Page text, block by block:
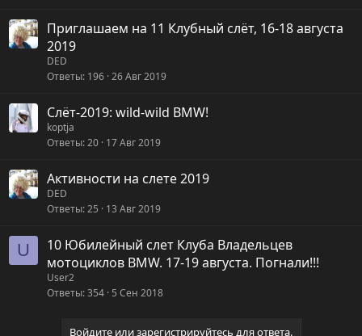
Приглашаем на 11 Клубный слёт, 16-18 августа
2019
DED
Ответы 196 26 Авг 2019
Слёт-2019: wild-wild BMW!
koptja
Ответы 20 17 Авг 2019
Активности на слете 2019
DED
Ответы 25 13 Авг 2019
U
10 Юбилейный слет Клуба Владельцев
мотоциклов BMW. 17-19 августа. Погнали!!!
User2
Ответы 354 5 Сен 2018
Войдите или зарегистрируйтесь для ответа.